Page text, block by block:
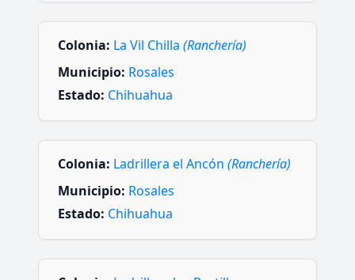
Colonia: La Vil Chilla (Ranchería)
Municipio: Rosales
Estado: Chihuahua
Colonia: Ladrillera el Ancón (Ranchería)
Municipio: Rosales
Estado: Chihuahua